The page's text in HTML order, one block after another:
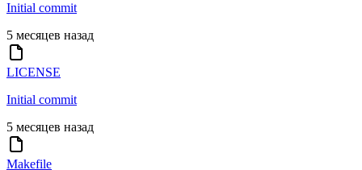
Initial commit
5 месяцев назад
LICENSE
Initial commit
5 месяцев назад
Makefile